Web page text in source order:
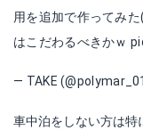
用を追加で作ってみ
はこだわるべきかｗ
— TAKE
車中泊をしない方は特